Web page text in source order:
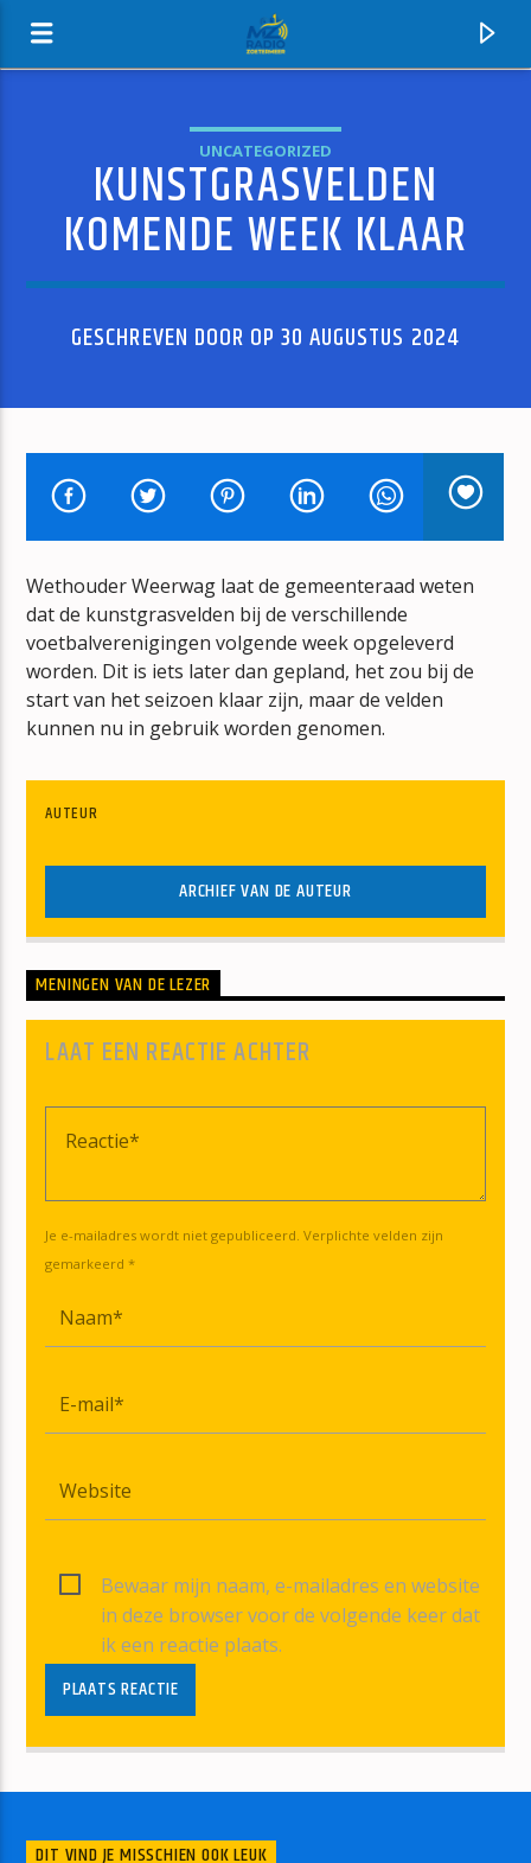
MZ-RADIO
HUIDIG NUMMER
BONT
JAN BERG
UNCATEGORIZED
KUNSTGRASVELDEN
KOMENDE WEEK KLAAR
GESCHREVEN DOOR OP 30 AUGUSTUS 2024
Wethouder Weerwag laat de gemeenteraad weten
dat de kunstgrasvelden bij de verschillende
voetbalverenigingen volgende week opgeleverd
worden. Dit is iets later dan gepland, het zou bij de
start van het seizoen klaar zijn, maar de velden
kunnen nu in gebruik worden genomen.
AUTEUR
ARCHIEF VAN DE AUTEUR
MENINGEN VAN DE LEZER
LAAT EEN REACTIE ACHTER
Je e-mailadres wordt niet gepubliceerd. Verplichte velden zijn
gemarkeerd *
Bewaar mijn naam, e-mailadres en website
in deze browser voor de volgende keer dat
ik een reactie plaats.
DIT VIND JE MISSCHIEN OOK LEUK